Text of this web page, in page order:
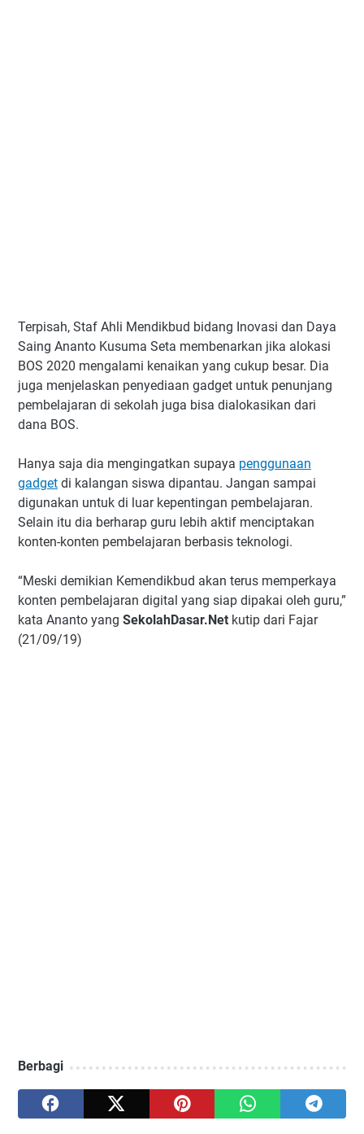
Terpisah, Staf Ahli Mendikbud bidang Inovasi dan Daya
Saing Ananto Kusuma Seta membenarkan jika alokasi
BOS 2020 mengalami kenaikan yang cukup besar. Dia
juga menjelaskan penyediaan gadget untuk penunjang
pembelajaran di sekolah juga bisa dialokasikan dari
dana BOS.
Hanya saja dia mengingatkan supaya penggunaan
gadget di kalangan siswa dipantau. Jangan sampai
digunakan untuk di luar kepentingan pembelajaran.
Selain itu dia berharap guru lebih aktif menciptakan
konten-konten pembelajaran berbasis teknologi.
“Meski demikian Kemendikbud akan terus memperkaya
konten pembelajaran digital yang siap dipakai oleh guru,”
kata Ananto yang SekolahDasar.Net kutip dari Fajar
(21/09/19)
Berbagi